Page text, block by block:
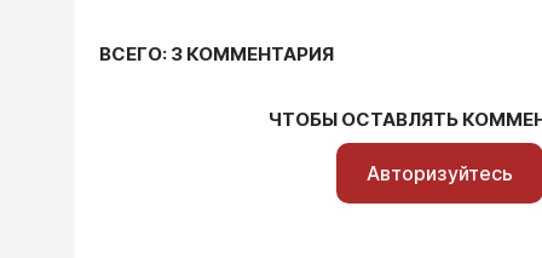
ВСЕГО: 3 КОММЕНТАРИЯ
ЧТОБЫ ОСТАВЛЯТЬ
Авторизуйтесь